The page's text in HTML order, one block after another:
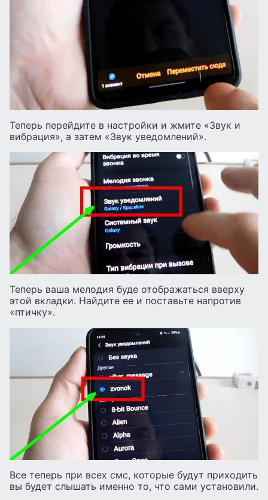
Теперь перейдите в настройки и жмите «Звук и
вибрация», а затем «Звук уведомлений».
Теперь ваша мелодия буде отображаться вверху
этой вкладки. Найдите ее и поставьте напротив
«птичку».
Все теперь при всех смс, которые будут приходить
вы будет слышать именно то, что сами установили.